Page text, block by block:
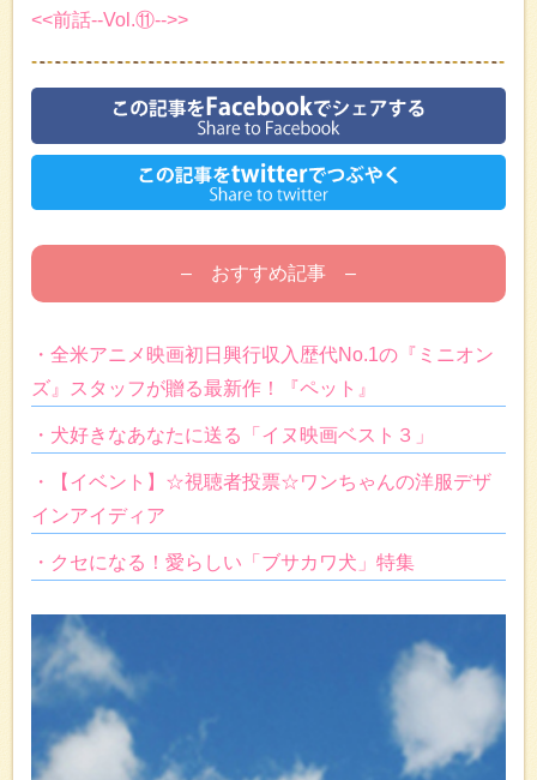
<<前話--Vol.⑪-->>
– おすすめ記事 –
・全米アニメ映画初日興行収入歴代No.1の『ミニオン
ズ』スタッフが贈る最新作！『ペット』
・犬好きなあなたに送る「イヌ映画ベスト３」
・【イベント】☆視聴者投票☆ワンちゃんの洋服デザ
インアイディア
・クセになる！愛らしい「ブサカワ犬」特集